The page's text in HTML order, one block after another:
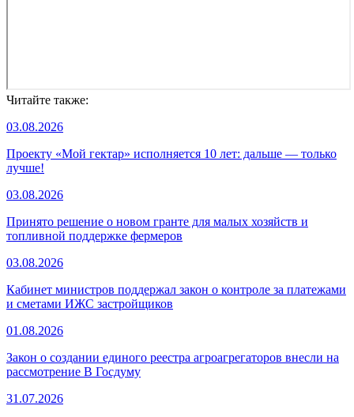
Читайте также:
03.08.2026
Проекту «Мой гектар» исполняется 10 лет: дальше — только
лучше!
03.08.2026
Принято решение о новом гранте для малых хозяйств и
топливной поддержке фермеров
03.08.2026
Кабинет министров поддержал закон о контроле за платежами
и сметами ИЖС застройщиков
01.08.2026
Закон о создании единого реестра агроагрегаторов внесли на
рассмотрение В Госдуму
31.07.2026